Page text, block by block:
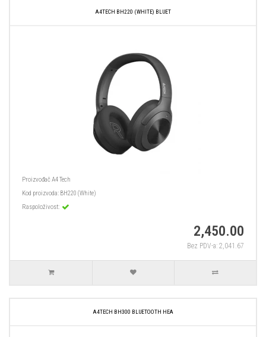
A4TECH BH220 (WHITE) BLUET
ProizvođačA4 Tech
Kod proizvoda: BH220 (White)
Raspoloživost:
2,450.00
Bez PDV-a: 2,041.67
A4TECH BH300 BLUETOOTH HEA